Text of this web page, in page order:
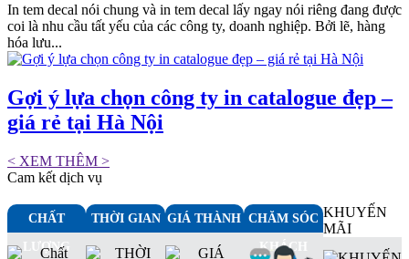
In tem decal nói chung và in tem decal lấy ngay nói riêng đang được
coi là nhu cầu tất yếu của các công ty, doanh nghiệp. Bởi lẽ, hàng
hóa lưu...
Gợi ý lựa chọn công ty in catalogue đẹp –
giá rẻ tại Hà Nội
< XEM THÊM >
Cam kết dịch vụ
CHẤT
LƯỢNG
THỜI GIAN GIÁ THÀNH CHĂM SÓC
KHÁCH
KHUYẾN
MÃI